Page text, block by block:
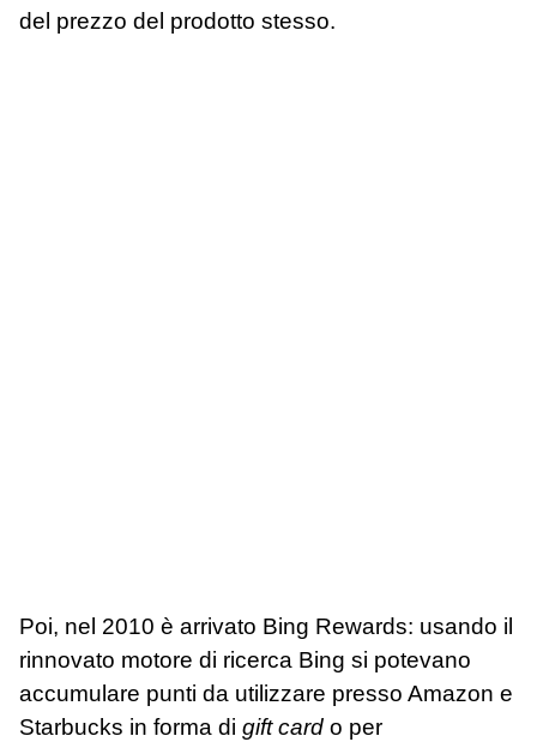
del prezzo del prodotto stesso.
Poi, nel 2010 è arrivato Bing Rewards: usando il
rinnovato motore di ricerca Bing si potevano
accumulare punti da utilizzare presso Amazon e
Starbucks in forma di gift card o per